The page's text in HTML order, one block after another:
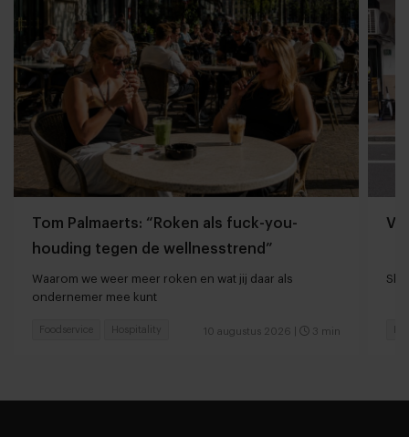
Tom Palmaerts: “Roken als fuck-you-
houding tegen de wellnesstrend”
Waarom we weer meer roken en wat jij daar als
ondernemer mee kunt
10 augustus 2026 3 min
Foodservice Hospitality